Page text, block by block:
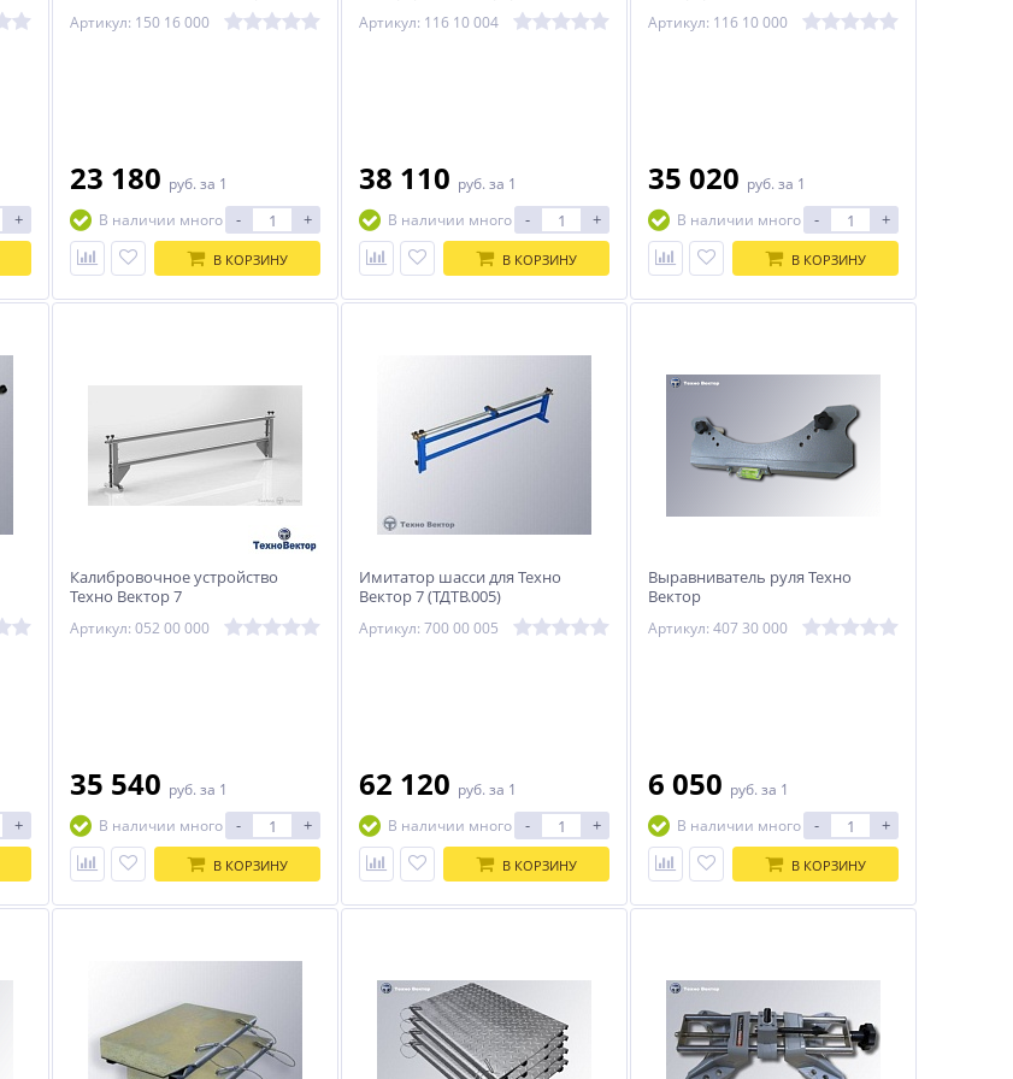
+
Артикул: 150 16 000
23 180 руб. за 1
В наличии много
- +
В КОРЗИНУ
Артикул: 116 10 004
38 110 руб. за 1
В наличии много
- +
В КОРЗИНУ
(платформы 116 10 000)
Артикул: 116 10 000
35 020 руб. за 1
В наличии много
- +
В КОРЗИНУ
+
Калибровочное устройство
Техно Вектор 7
Артикул: 052 00 000
35 540 руб. за 1
В наличии много
- +
В КОРЗИНУ
Имитатор шасси для Техно
Вектор 7 (ТДТВ.005)
Артикул: 700 00 005
62 120 руб. за 1
В наличии много
- +
В КОРЗИНУ
Выравниватель руля Техно
Вектор
Артикул: 407 30 000
6 050 руб. за 1
В наличии много
- +
В КОРЗИНУ